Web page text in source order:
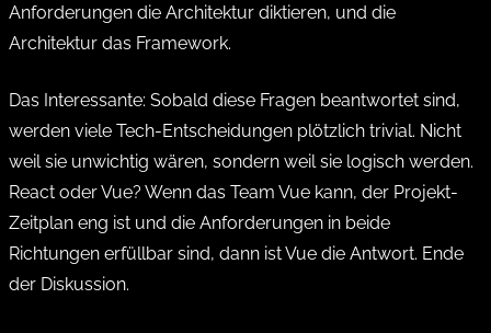
Anforderungen die Architektur diktieren, und die
Architektur das Framework.
Das Interessante: Sobald diese Fragen beantwortet sind,
werden viele Tech-Entscheidungen plötzlich trivial. Nicht
weil sie unwichtig wären, sondern weil sie logisch werden.
React oder Vue? Wenn das Team Vue kann, der Projekt-
Zeitplan eng ist und die Anforderungen in beide
Richtungen erfüllbar sind, dann ist Vue die Antwort. Ende
der Diskussion.